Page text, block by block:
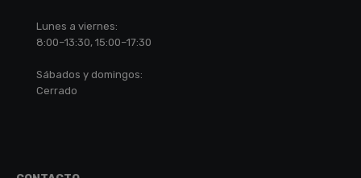
Lunes a viernes:
8:00–13:30, 15:00–17:30
Sábados y domingos:
Cerrado